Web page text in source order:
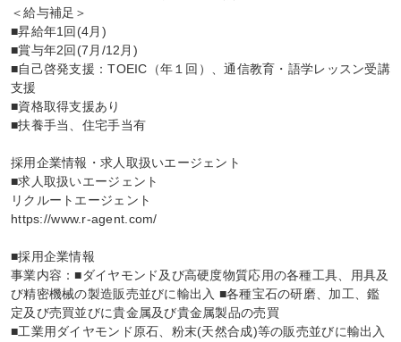
＜給与補足＞
■昇給年1回(4月)
■賞与年2回(7月/12月)
■自己啓発支援：TOEIC（年１回）、通信教育・語学レッスン受講
支援
■資格取得支援あり
■扶養手当、住宅手当有
採用企業情報・求人取扱いエージェント
■求人取扱いエージェント
リクルートエージェント
https://www.r-agent.com/
■採用企業情報
事業内容：■ダイヤモンド及び高硬度物質応用の各種工具、用具及
び精密機械の製造販売並びに輸出入 ■各種宝石の研磨、加工、鑑
定及び売買並びに貴金属及び貴金属製品の売買
■工業用ダイヤモンド原石、粉末(天然合成)等の販売並びに輸出入